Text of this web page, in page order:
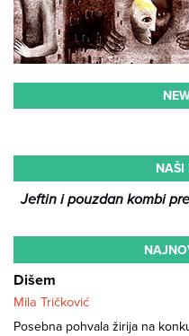
NAŠI
Jeftin i pouzdan kombi
Dišem
Mila Tričković
Posebna pohvala žirija na